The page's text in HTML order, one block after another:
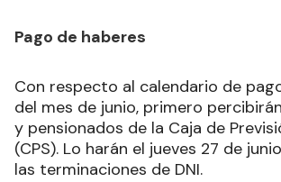
Pago de haberes
Con respecto al calendario de
del mes de junio, primero
y pensionados de la Caja de
(CPS). Lo harán el jueves 27 de
las terminaciones de DNI.